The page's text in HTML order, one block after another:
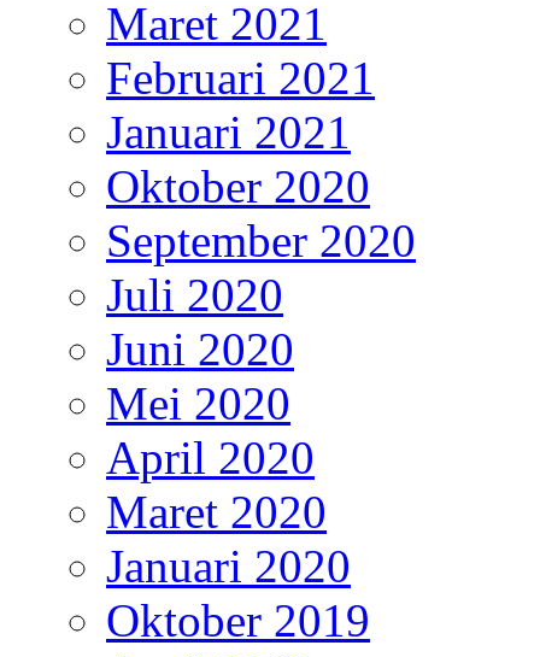
Maret 2021
Februari 2021
Januari 2021
Oktober 2020
September 2020
Juli 2020
Juni 2020
Mei 2020
April 2020
Maret 2020
Januari 2020
Oktober 2019